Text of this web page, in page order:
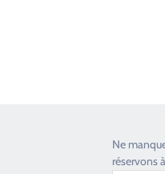
Ne
réservons